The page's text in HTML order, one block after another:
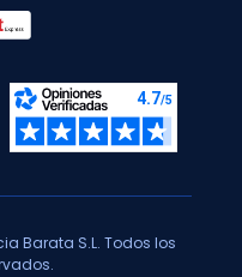
Barata S.L. Todos los